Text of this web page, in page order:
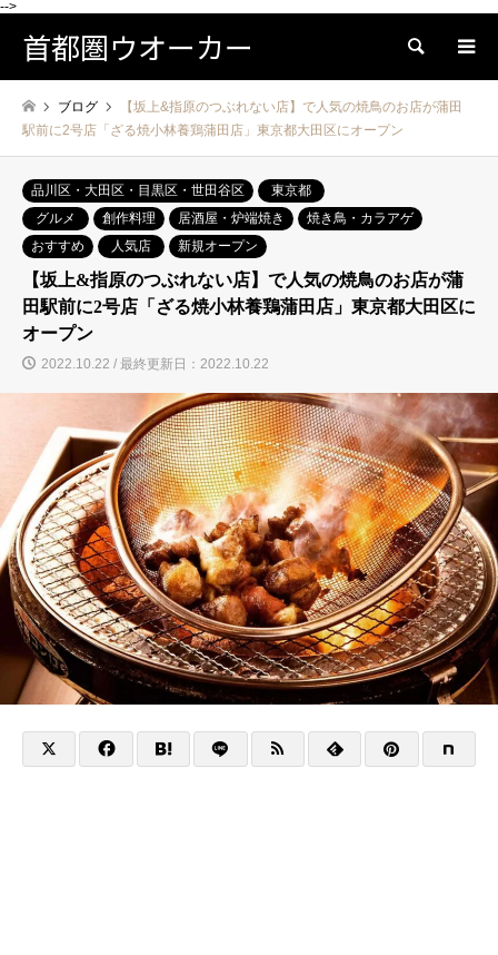
-->
首都圏ウオーカー 検索
ブログ
【坂上&指原のつぶれない店】で人気の焼鳥のお店が蒲田
駅前に2号店「ざる焼小林養鶏蒲田店」東京都大田区にオープン
品川区・大田区・目黒区・世田谷区
東京都
グルメ
創作料理 居酒屋・炉端焼き
焼き鳥・カラアゲ
おすすめ
人気店 新規オープン
【坂上&指原のつぶれない店】で人気の焼鳥のお店が蒲
田駅前に2号店「ざる焼小林養鶏蒲田店」東京都大田区に
オープン
2022.10.22 / 最終更新日：2022.10.22